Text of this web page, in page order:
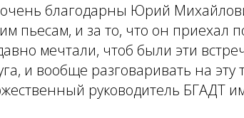
благодарны Юрий
пьесам, и за то, что он приехал
мечтали, чтоб были эти
и вообще разговаривать на эту
руководитель БГАДТ